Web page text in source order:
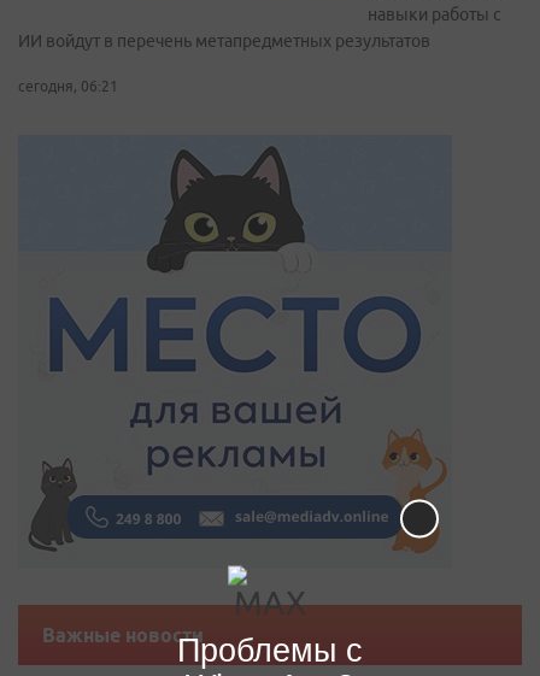
навыки работы с
ИИ войдут в перечень метапредметных результатов
сегодня, 06:21
Важные новостиПроблемы с